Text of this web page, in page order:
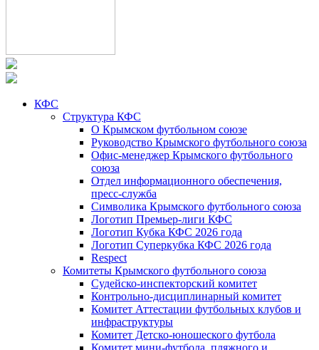
КФС
Структура КФС
О Крымском футбольном союзе
Руководство Крымского футбольного союза
Офис-менеджер Крымского футбольного
союза
Отдел информационного обеспечения,
пресс-служба
Символика Крымского футбольного союза
Логотип Премьер-лиги КФС
Логотип Кубка КФС 2026 года
Логотип Суперкубка КФС 2026 года
Respect
Комитеты Крымского футбольного союза
Судейско-инспекторский комитет
Контрольно-дисциплинарный комитет
Комитет Аттестации футбольных клубов и
инфраструктуры
Комитет Детско-юношеского футбола
Комитет мини-футбола, пляжного и